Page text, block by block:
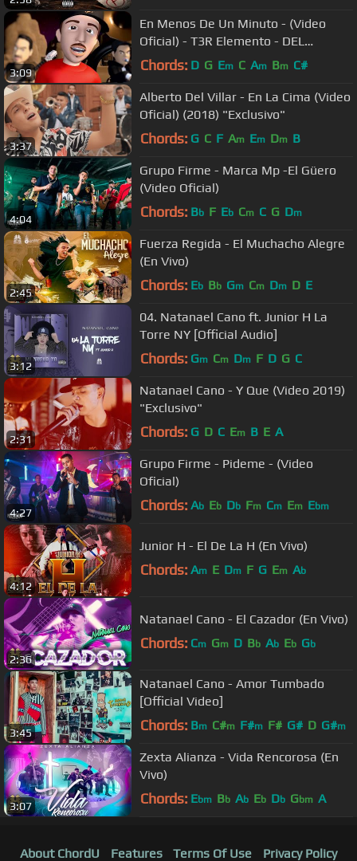
3:09
En Menos De Un Minuto - (Video
Oficial) - T3R Elemento - DEL
Records 2018
Chords: D G Em C Am Bm C#
3:37
Alberto Del Villar - En La Cima (Video
Oficial) (2018) "Exclusivo"
Chords: G C F Am Em Dm B
4:04
Grupo Firme - Marca Mp -El Güero
(Video Oficial)
Chords: Bb F Eb Cm C G Dm
2:45
Fuerza Regida - El Muchacho Alegre
(En Vivo)
Chords: Eb Bb Gm Cm Dm D E
3:12
04. Natanael Cano ft. Junior H La
Torre NY [Official Audio]
Chords: Gm Cm Dm F D G C
2:31
Natanael Cano - Y Que (Video 2019)
"Exclusivo"
Chords: G D C Em B E A
4:27
Grupo Firme - Pideme - (Video
Oficial)
Chords: Ab Eb Db Fm Cm Em Ebm
4:12
Junior H - El De La H (En Vivo)
Chords: Am E Dm F G Em Ab
2:36
Natanael Cano - El Cazador (En Vivo)
Chords: Cm Gm D Bb Ab Eb Gb
3:45
Natanael Cano - Amor Tumbado
[Official Video]
Chords: Bm C#m F#m F# G# D G#m
3:07
Zexta Alianza - Vida Rencorosa (En
Vivo)
Chords: Ebm Bb Ab Eb Db Gbm A
About ChordU Features Terms Of Use Privacy Policy